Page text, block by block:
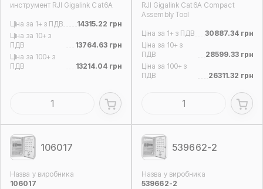
инструмент RJI Gigalink Cat6A
Ціна за 1+ з ПДВ
14315.22 грн
Ціна за 10+ з
ПДВ
13764.63 грн
Ціна за 100+ з
ПДВ
13214.04 грн
RJI Gigalink Cat6A Compact
Assembly Tool
Ціна за 1+ з ПДВ
30887.34 грн
Ціна за 10+ з
ПДВ
28599.33 грн
Ціна за 100+ з
ПДВ
26311.32 грн
106017
Назва у виробника
106017
539662-2
Назва у виробника
539662-2